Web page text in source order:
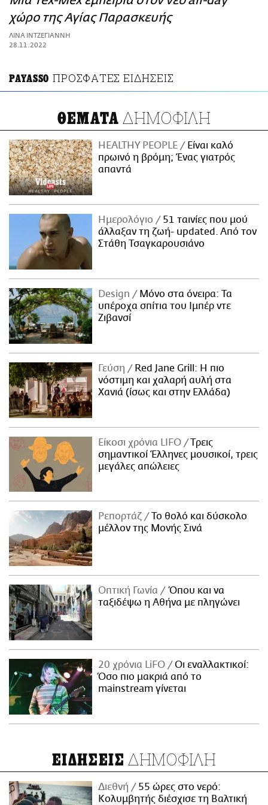
ΑΜΠΑ
PRINT
χώρο της Αγίας Παρασκευής
ΛΙΝΑ ΙΝΤΖΕΓΙΑΝΝΗ
28.11.2022
PAYASSO ΠΡΟΣΦΑΤΕΣ ΕΙΔΗΣΕΙΣ
ΘΕΜΑΤΑ ΔΗΜΟΦΙΛΗ
HEALTHY PEOPLE
Είναι καλό
πρωινό η βρόμη; Ένας γιατρός
απαντά
Ημερολόγιο
51 ταινίες που μού
άλλαξαν τη ζωή- updated. Aπό τον
Στάθη Τσαγκαρουσιάνο
Design
Μόνο στα όνειρα: Τα
υπέροχα σπίτια του Ιμπέρ ντε
Ζιβανσί
Γεύση
Red Jane Grill: Η πιο
νόστιμη και χαλαρή αυλή στα
Χανιά (ίσως και στην Ελλάδα)
Είκοσι χρόνια LIFO
Tρεις
σημαντικοί Έλληνες μουσικοί, τρεις
μεγάλες απώλειες
Ρεπορτάζ
Το θολό και δύσκολο
μέλλον της Μονής Σινά
Οπτική Γωνία
Όπου και να
ταξιδέψω η Αθήνα με πληγώνει
20 χρόνια LiFO
Οι εναλλακτικοί:
Όσο πιο μακριά από το
mainstream γίνεται
ΕΙΔΗΣΕΙΣ ΔΗΜΟΦΙΛΗ
Διεθνή
55 ώρες στο νερό:
Κολυμβητής διέσχισε τη Βαλτική